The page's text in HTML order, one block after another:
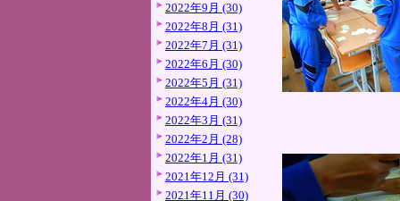
2022年9月 (30)
2022年8月 (31)
2022年7月 (31)
2022年6月 (30)
2022年5月 (31)
2022年4月 (30)
2022年3月 (31)
2022年2月 (28)
2022年1月 (31)
2021年12月 (31)
2021年11月 (30)